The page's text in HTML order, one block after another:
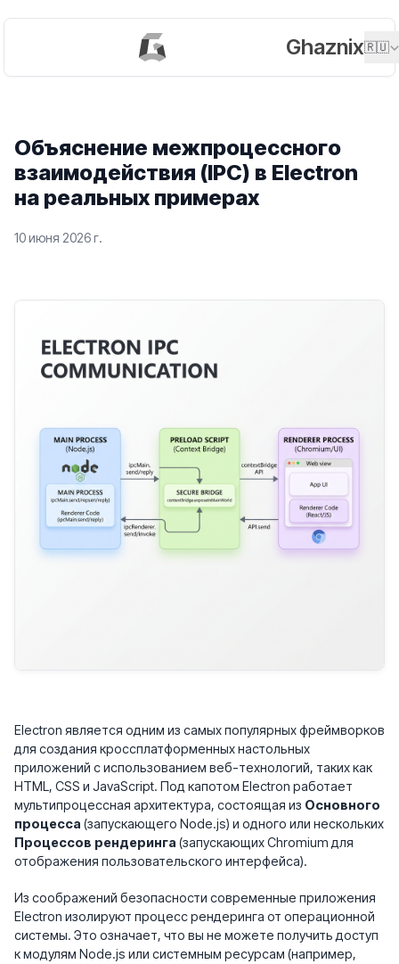
Ghaznix🇷🇺
Объяснение межпроцессного
взаимодействия (IPC) в Electron
на реальных примерах
10 июня 2026 г.
Electron является одним из самых популярных фреймворков
для создания кроссплатформенных настольных
приложений с использованием веб-технологий, таких как
HTML, CSS и JavaScript. Под капотом Electron работает
мультипроцессная архитектура, состоящая из Основного
процесса (запускающего Node.js) и одного или нескольких
Процессов рендеринга (запускающих Chromium для
отображения пользовательского интерфейса).
Из соображений безопасности современные приложения
Electron изолируют процесс рендеринга от операционной
системы. Это означает, что вы не можете получить доступ
к модулям Node.js или системным ресурсам (например,